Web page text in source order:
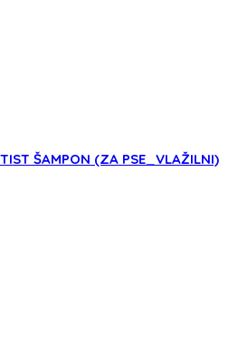
ŠAMPON (ZA PSE_VLAŽILNI)